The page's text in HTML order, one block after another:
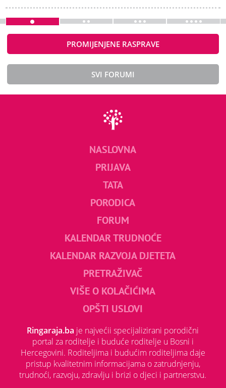
PROMIJENJENE RASPRAVE
SVI FORUMI
NASLOVNA
PRIJAVA
TATA
PORODICA
FORUM
KALENDAR TRUDNOĆE
KALENDAR RAZVOJA DJETETA
PRETRAŽIVAČ
VIŠE O KOLAČIĆIMA
OPŠTI USLOVI
Ringaraja.ba je najvećii specijalizirani porodični
portal za roditelje i buduće roditelje u Bosni i
Hercegovini. Roditeljima i budućim roditeljima daje
pristup kvalitetnim informacijama o zatrudnjenju,
trudnoći, razvoju, zdravlju i brizi o djeci i partnerstvu.